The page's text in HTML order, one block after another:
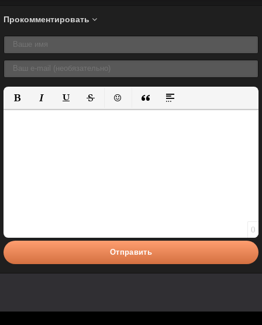
Прокомментировать
Полужирный
КурсивПодчеркнутый
ЗачеркнутыйВставить смайлик
Вставка цитаты
Вставка спойлера
0
Отправить